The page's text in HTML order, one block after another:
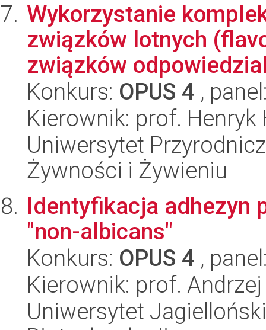
Wykorzystanie
związków lotnych
związków
Konkurs: OPUS 4 ,
Kierownik: prof. Henryk
Uniwersytet
Żywności i Żywieniu
Identyfikacja adhezyn
"non-albicans"
Konkurs: OPUS 4 ,
Kierownik: prof.
Uniwersytet